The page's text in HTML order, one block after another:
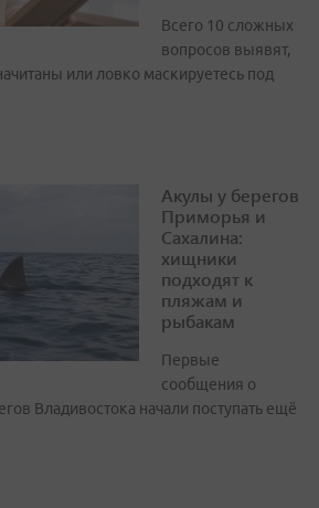
Всего 10 сложных
вопросов выявят,
или ловко маскируетесь под
Акулы у берегов
Приморья и
Сахалина:
хищники
подходят к
пляжам и
рыбакам
Первые
сообщения о
Владивостока начали поступать ещё